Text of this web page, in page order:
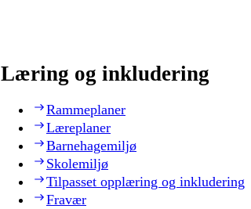
Læring og inkludering
Rammeplaner
Læreplaner
Barnehagemiljø
Skolemiljø
Tilpasset opplæring og inkludering
Fravær